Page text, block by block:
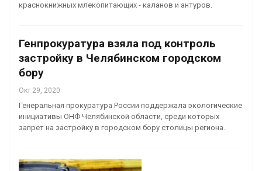
краснокнижных млекопитающих - каланов и антуров.
Генпрокуратура взяла под контроль
застройку в Челябинском городском
бору
Окт 29, 2020
Генеральная прокуратура России поддержала экологические
инициативы ОНФ Челябинской области, среди которых
запрет на застройку в городском бору столицы региона.